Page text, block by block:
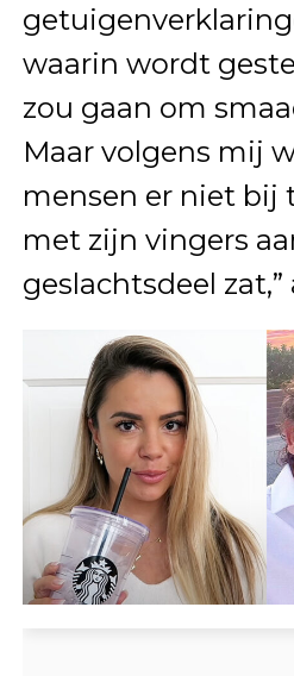
waarin wordt
zou gaan om
Maar volgens mij
mensen er niet bij
met zijn vingers
geslachtsdeel zat,”